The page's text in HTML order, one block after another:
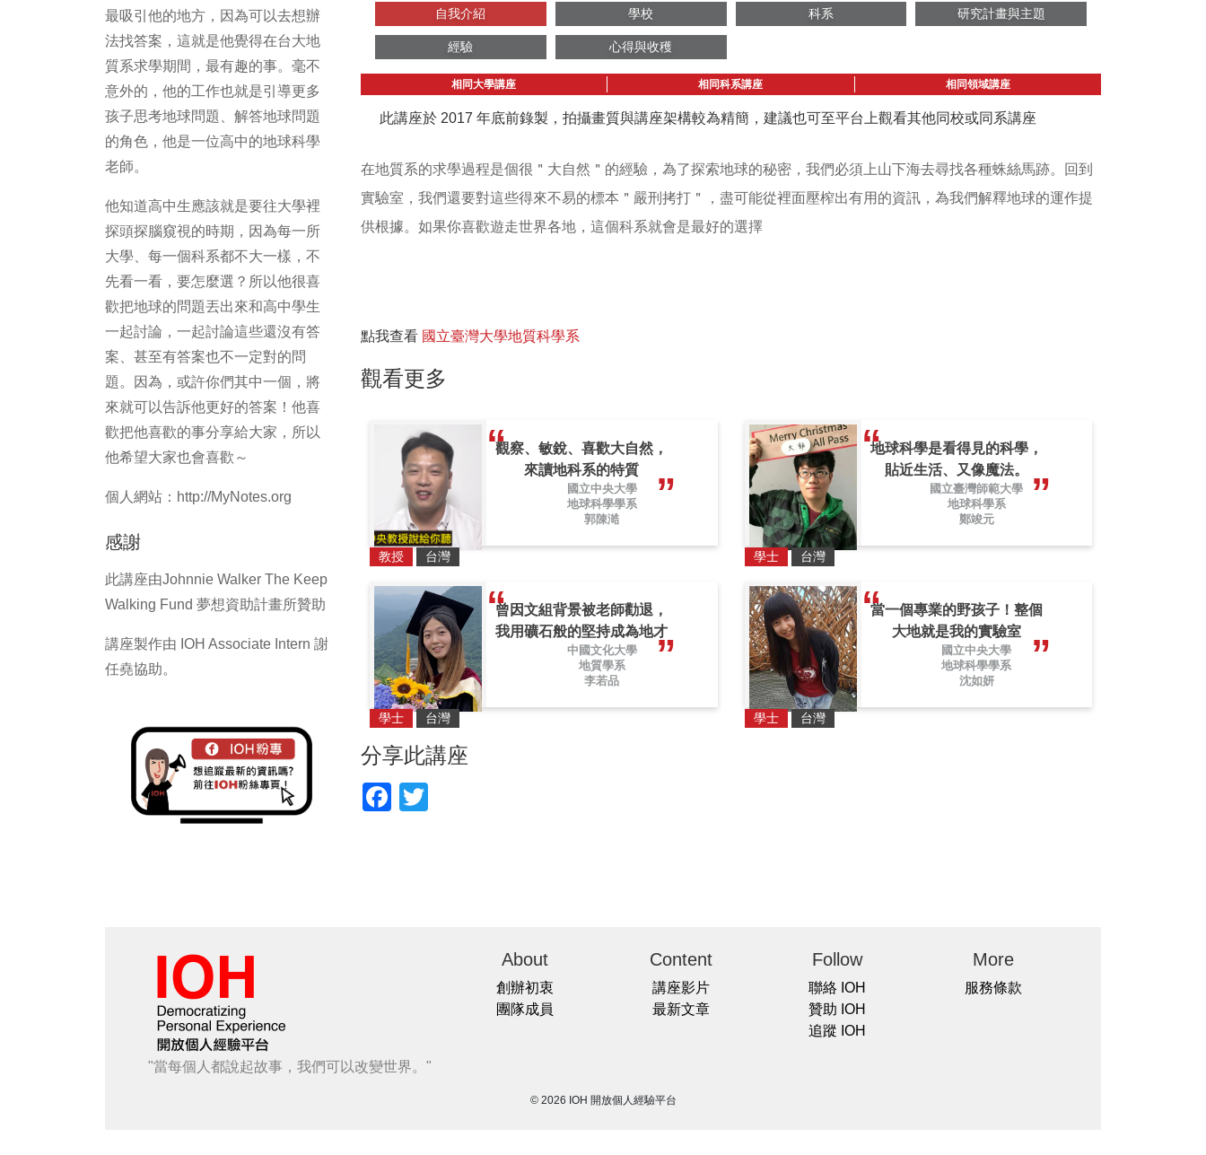
最吸引他的地方，因為可以去想辦
法找答案，這就是他覺得在台大地
質系求學期間，最有趣的事。毫不
意外的，他的工作也就是引導更多
孩子思考地球問題、解答地球問題
的角色，他是一位高中的地球科學
老師。
他知道高中生應該就是要往大學裡
探頭探腦窺視的時期，因為每一所
大學、每一個科系都不大一樣，不
先看一看，要怎麼選？所以他很喜
歡把地球的問題丟出來和高中學生
一起討論，一起討論這些還沒有答
案、甚至有答案也不一定對的問
題。因為，或許你們其中一個，將
來就可以告訴他更好的答案！他喜
歡把他喜歡的事分享給大家，所以
他希望大家也會喜歡～
個人網站：http://MyNotes.org
感謝
此講座由Johnnie Walker The Keep
Walking Fund 夢想資助計畫所贊助
講座製作由 IOH Associate Intern 謝
任堯協助。
自我介紹 學校 科系 研究計畫與主題
經驗 心得與收穫
相同大學講座 相同科系講座 相同領域講座
此講座於 2017 年底前錄製，拍攝畫質與講座架構較為精簡，建議也可至平台上觀看其他同校或同系講座
在地質系的求學過程是個很＂大自然＂的經驗，為了探索地球的秘密，我們必須上山下海去尋找各種蛛絲馬­­跡。回到
實驗室，我們還要對這些得來不易的標本＂嚴刑拷打＂，盡可能從裡面壓榨出有用的資訊，為我們解釋地球的運作提
供根據。如果你喜歡遊走世界各地，這個科系就會是最好的選擇
點我查看 國立臺灣大學地質科學系
觀看更多
觀察、敏銳、喜歡大自然，
來讀地科系的特質
國立中央大學
地球科學學系
郭陳澔
教授 台灣
地球科學是看得見的科學，
貼近生活、又像魔法。
國立臺灣師範大學
地球科學系
鄭竣元
學士 台灣
曾因文組背景被老師勸退，
我用礦石般的堅持成為地才
中國文化大學
地質學系
李若品
學士 台灣
當一個專業的野孩子！整個
大地就是我的實驗室
國立中央大學
地球科學學系
沈如妍
學士 台灣
分享此講座
Facebook
"當每個人都說起故事，我們可以改變世界。"
About
創辦初衷
團隊成員
Content
講座影片
最新文章
Follow
聯絡 IOH
贊助 IOH
追蹤 IOH
More
服務條款
© 2026 IOH 開放個人經驗平台